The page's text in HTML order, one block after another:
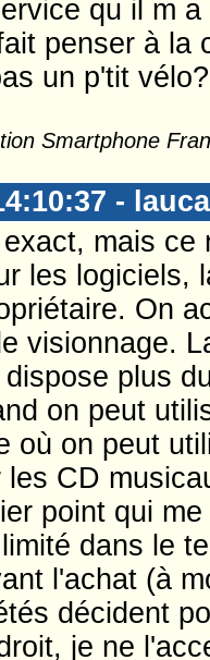
qu il m
penser à la
un p'tit vélo?
Smartphone
- lauca
mais
les logiciels,
On
visionnage.
plus
on peut
où on peut
les CD
point qui
dans le
l'achat (à
décident
je ne